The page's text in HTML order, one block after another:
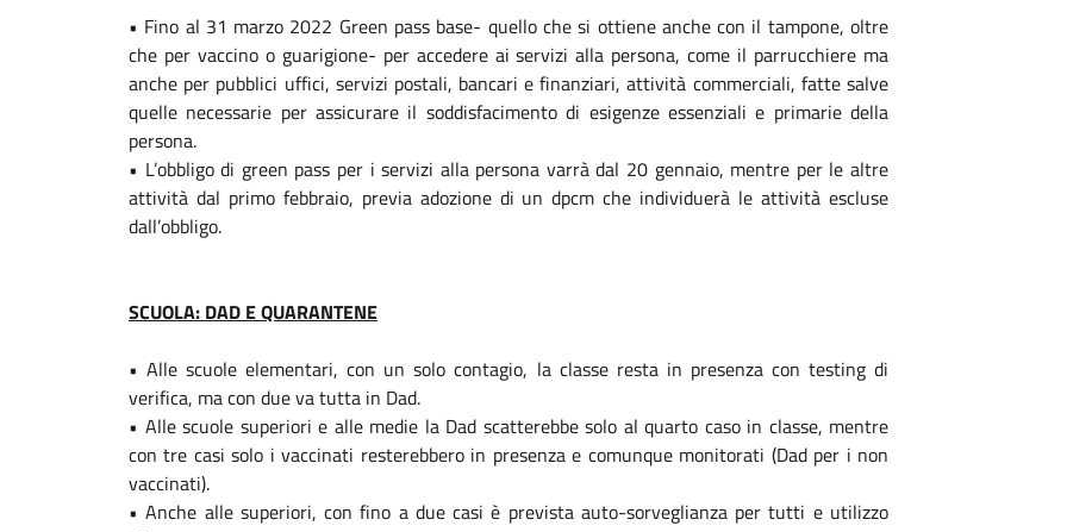
• Fino al 31 marzo 2022 Green pass base- quello che si ottiene anche con il tampone, oltre
che per vaccino o guarigione- per accedere ai servizi alla persona, come il parrucchiere ma
anche per pubblici uffici, servizi postali, bancari e finanziari, attività commerciali, fatte salve
quelle necessarie per assicurare il soddisfacimento di esigenze essenziali e primarie della
persona.
• L’obbligo di green pass per i servizi alla persona varrà dal 20 gennaio, mentre per le altre
attività dal primo febbraio, previa adozione di un dpcm che individuerà le attività escluse
dall’obbligo.
SCUOLA: DAD E QUARANTENE
• Alle scuole elementari, con un solo contagio, la classe resta in presenza con testing di
verifica, ma con due va tutta in Dad.
• Alle scuole superiori e alle medie la Dad scatterebbe solo al quarto caso in classe, mentre
con tre casi solo i vaccinati resterebbero in presenza e comunque monitorati (Dad per i non
vaccinati).
• Anche alle superiori, con fino a due casi è prevista auto-sorveglianza per tutti e utilizzo